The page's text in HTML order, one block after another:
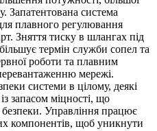
Запатентована система
плавного регулювання
Зняття тиску в шлангах під
термін служби сопел та
роботи та плавним
мережі.
системи в цілому, деякі
запасом міцності, що
Управління працює
компонентів, щоб уникнути